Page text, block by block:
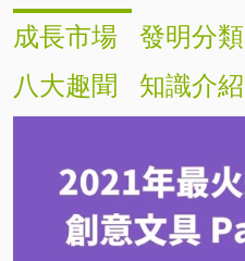
成長市場
發明分類
八大趣聞
知識介紹